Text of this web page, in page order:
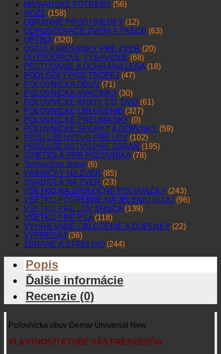
MÄSIARSKE POTREBY (56)
NOŽE (158)
OBRANNÉ PROSTRIEDKY (12)
ODPUDZOVAČE ZVERI A PASCE (63)
OPTIKA (320)
OSIVÁ A MIEŠANKY PRE ZVER (20)
OUTDOOROVÉ VYBAVENIE (68)
PESTOVANIE A OCHRANA LESA (18)
PODLOŽKY POD TROFEJ (47)
POĽOVNÍCKA OBUV (71)
POĽOVNÍCKA SVAČINKA (30)
POĽOVNÍCKE KNIHY, CD, DVD (61)
POĽOVNÍCKE OBLEČENIE (327)
POĽOVNÍCKE PNEUMATIKY (0)
POĽOVNÍCKE ŠPERKY A DOPLNKY (59)
PRÍSLUŠENSTVO PRE LOV (102)
PRÍSLUŠENSTVO PRE ZBRAŇ (195)
SVIETIDLÁ PRE POĽOVNÍKA (78)
Termovízne drony (6)
VÁBNIČKY NA ZVER (85)
VNADIDLÁ NA ZVER (23)
VŠETKO NA SPOLOČNÉ POĽOVAČKY (243)
VŠETKO POTREBNÉ NA JELENIU RUJU (96)
VŠETKO PRE LOV SRNCA (139)
VŠETKO PRE PSA (118)
VYHRIEVANÉ OBLEČENIE A DOPLNKY (22)
VÝPREDAJ (36)
ZBRANE A STRELIVO (244)
Popis
Ďalšie informácie
Recenzie (0)
Poľovnícka obuv Demar Universal New
VLASTNOSTI KTORÉ VÁS PRESVEDČIA